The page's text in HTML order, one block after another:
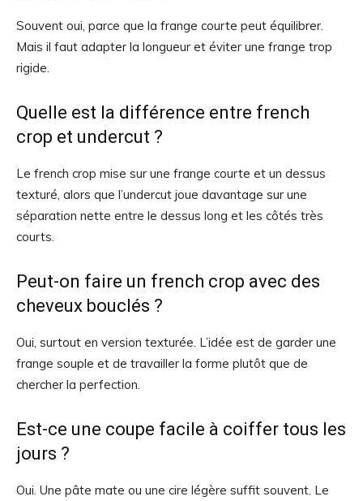
Souvent oui, parce que la frange courte peut équilibrer.
Mais il faut adapter la longueur et éviter une frange trop
rigide.
Quelle est la différence entre french
crop et undercut ?
Le french crop mise sur une frange courte et un dessus
texturé, alors que l’undercut joue davantage sur une
séparation nette entre le dessus long et les côtés très
courts.
Peut-on faire un french crop avec des
cheveux bouclés ?
Oui, surtout en version texturée. L’idée est de garder une
frange souple et de travailler la forme plutôt que de
chercher la perfection.
Est-ce une coupe facile à coiffer tous les
jours ?
Oui. Une pâte mate ou une cire légère suffit souvent. Le